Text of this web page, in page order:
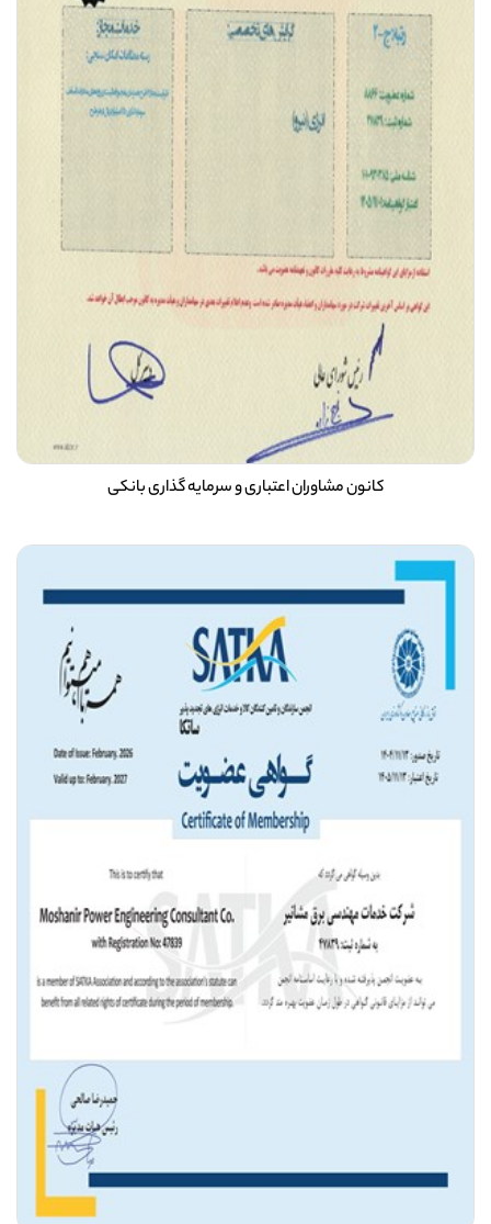
کانون مشاوران اعتباری و سرمایه گذاری بانکی